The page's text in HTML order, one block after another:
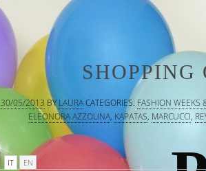
SHOPPING
30/05/2013 BYLAURACATEGORIES: FASHION WEEKS
ELEONORA AZZOLINA, KAPATAS, MARCUCCI,
IT EN